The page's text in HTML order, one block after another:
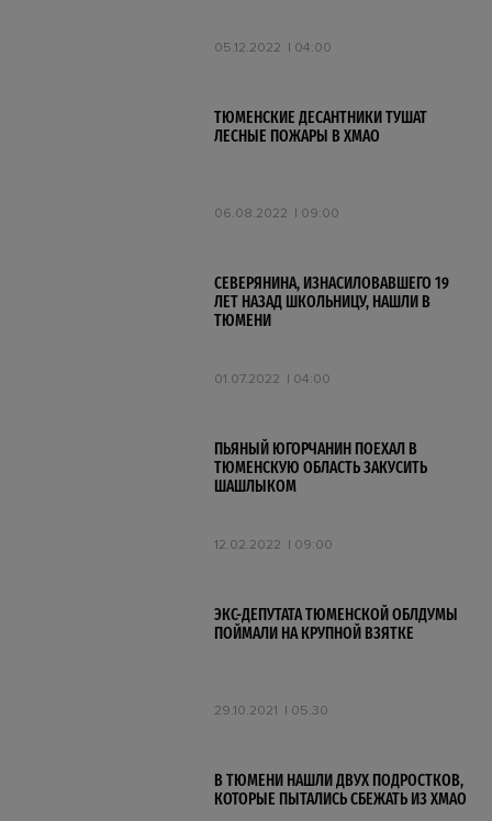
05.12.2022 04:00
ТЮМЕНСКИЕ ДЕСАНТНИКИ ТУШАТ
ЛЕСНЫЕ ПОЖАРЫ В ХМАО
06.08.2022 09:00
СЕВЕРЯНИНА, ИЗНАСИЛОВАВШЕГО 19
ЛЕТ НАЗАД ШКОЛЬНИЦУ, НАШЛИ В
ТЮМЕНИ
01.07.2022 04:00
ПЬЯНЫЙ ЮГОРЧАНИН ПОЕХАЛ В
ТЮМЕНСКУЮ ОБЛАСТЬ ЗАКУСИТЬ
ШАШЛЫКОМ
12.02.2022 09:00
ЭКС-ДЕПУТАТА ТЮМЕНСКОЙ ОБЛДУМЫ
ПОЙМАЛИ НА КРУПНОЙ ВЗЯТКЕ
29.10.2021 05:30
В ТЮМЕНИ НАШЛИ ДВУХ ПОДРОСТКОВ,
КОТОРЫЕ ПЫТАЛИСЬ СБЕЖАТЬ ИЗ ХМАО